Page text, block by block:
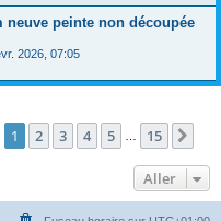
neuve peinte non découpée
2026, 07:05
1sur15
1 2 3 4 5 15
Aller